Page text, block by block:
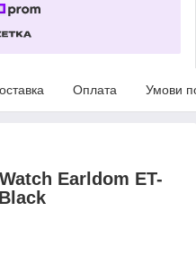
Оплата Умови
Earldom ET-